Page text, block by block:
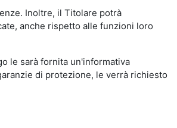
Inoltre, il Titolare potrà
anche rispetto alle funzioni loro
le sarà fornita un'informativa
di protezione, le verrà richiesto